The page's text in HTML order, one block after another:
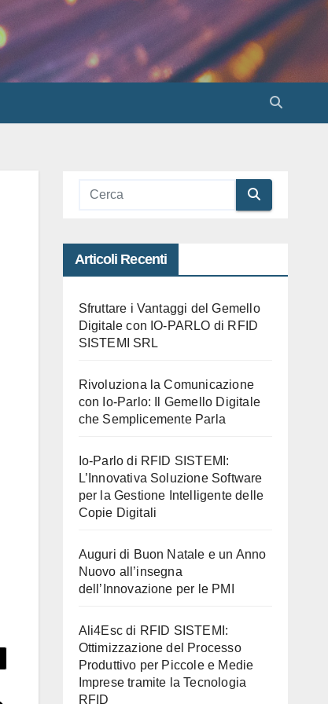
Articoli Recenti
Sfruttare i Vantaggi del Gemello
Digitale con IO-PARLO di RFID
SISTEMI SRL
Rivoluziona la Comunicazione
con Io-Parlo: Il Gemello Digitale
che Semplicemente Parla
Io-Parlo di RFID SISTEMI:
L’Innovativa Soluzione Software
per la Gestione Intelligente delle
Copie Digitali
Auguri di Buon Natale e un Anno
Nuovo all’insegna
dell’Innovazione per le PMI
Ali4Esc di RFID SISTEMI:
Ottimizzazione del Processo
Produttivo per Piccole e Medie
Imprese tramite la Tecnologia
RFID